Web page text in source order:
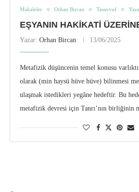
Makaleler Orhan Bircan Tasavvuf
EŞYANIN HAKIKATI
Yazar: Orhan Bircan 13/06/2025
Metafizik düşüncenin temel konusu
olarak (min haysü hüve hüve) bilinmesi
ulaşmak istedikleri yegâne hedeftir. Bu
metafizik devresi için Tanrı’nın birliğinin